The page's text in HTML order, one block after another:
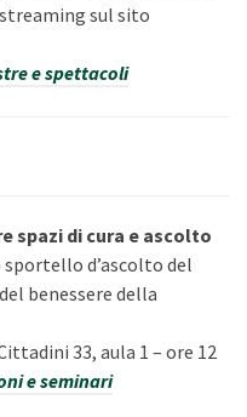
sul sito
e spettacoli
spazi di cura e ascolto
d’ascolto del
benessere della
33, aula 1 – ore 12
e seminari